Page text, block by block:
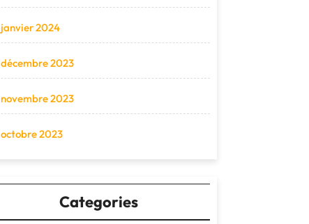
janvier 2024
décembre 2023
novembre 2023
octobre 2023
Categories